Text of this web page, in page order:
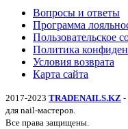
Вопросы и ответы
Программа
Пользовательское
Политика
Условия возврата
Карта сайта
2017-2023 TRADENAILS.KZ -
для nail-мастеров.
Все права защищены.